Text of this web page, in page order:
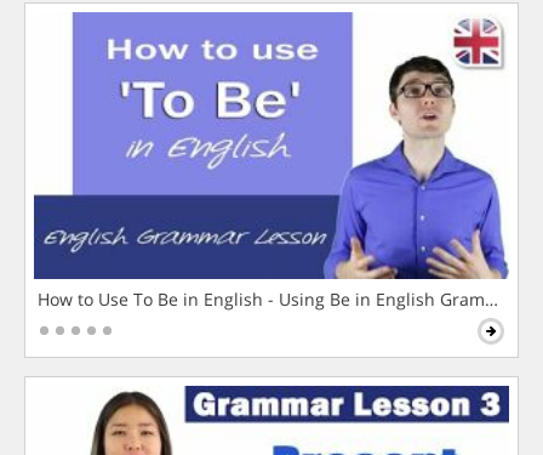
How to Use To Be in English - Using Be in English Grammar